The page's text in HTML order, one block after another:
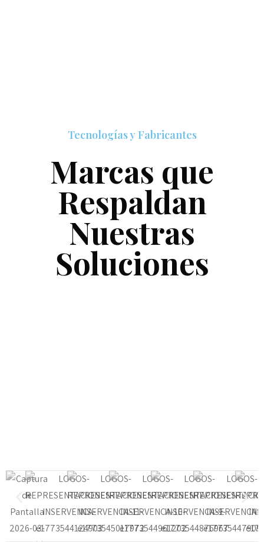
Tecnologías y Fabricantes
Marcas que
Respaldan
Nuestras
Soluciones